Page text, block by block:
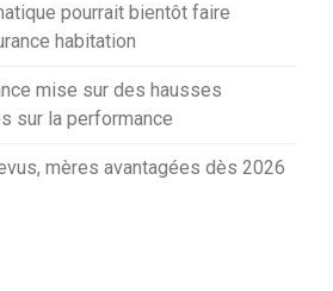
pourrait bientôt faire
habitation
mise sur des hausses
sur la performance
mères avantagées dès 2026